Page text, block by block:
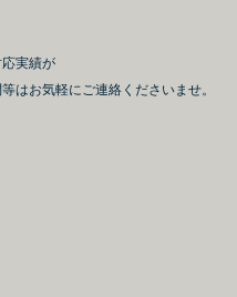
実績が
はお気軽にご連絡くださいませ。